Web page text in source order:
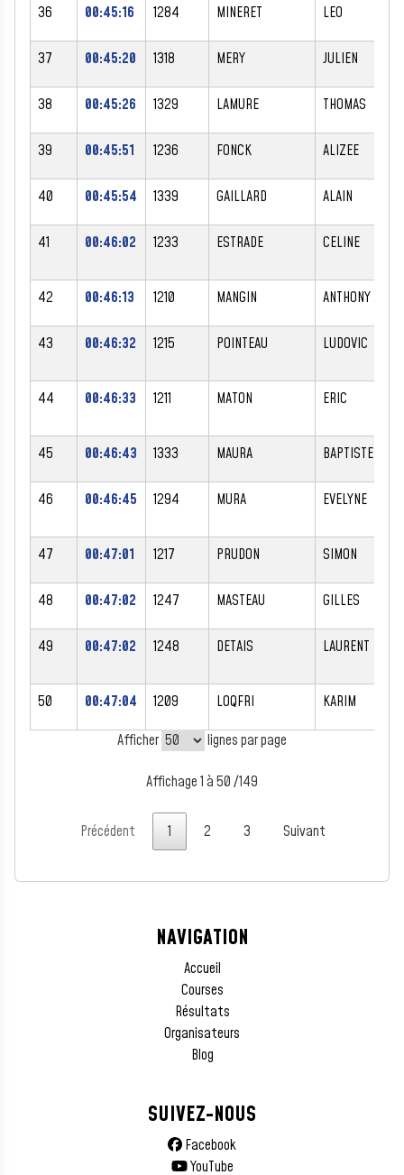
36 00:45:16 1284 MINERET LEO
37 00:45:20 1318 MERY JULIEN
38 00:45:26 1329 LAMURE THOMAS
39 00:45:51 1236 FONCK ALIZEE
40 00:45:54 1339 GAILLARD ALAIN
41 00:46:02 1233 ESTRADE CELINE
42 00:46:13 1210 MANGIN ANTHONY
43 00:46:32 1215 POINTEAU LUDOVIC
44 00:46:33 1211 MATON ERIC
45 00:46:43 1333 MAURA BAPTISTE
46 00:46:45 1294 MURA EVELYNE
47 00:47:01 1217 PRUDON SIMON
48 00:47:02 1247 MASTEAU GILLES
49 00:47:02 1248 DETAIS LAURENT
50 00:47:04 1209 LOQFRI
KARIM
Afficher
lignes par page
Affichage 1 à 50 /149
Précédent 1 2 3 Suivant
NAVIGATION
Accueil
Courses
Résultats
Organisateurs
Blog
SUIVEZ-NOUS
Facebook
YouTube